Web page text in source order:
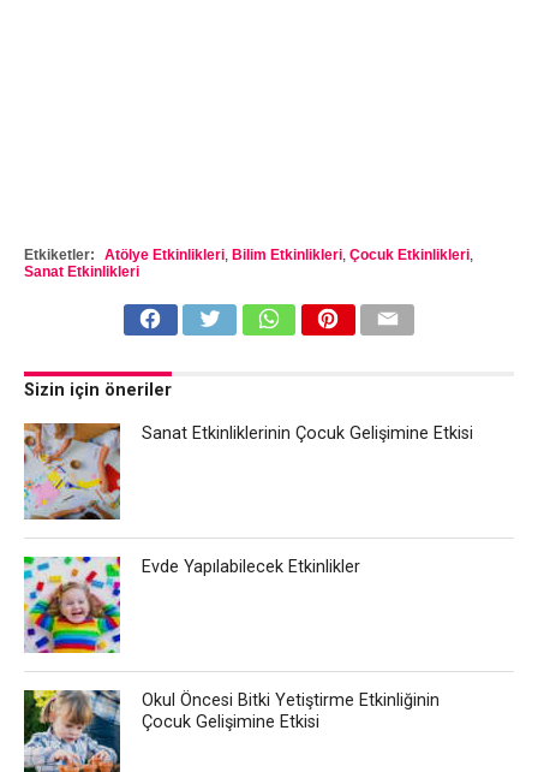
Etkiketler: Atölye Etkinlikleri, Bilim Etkinlikleri, Çocuk Etkinlikleri,
Sanat Etkinlikleri
Sizin için öneriler
Sanat Etkinliklerinin Çocuk Gelişimine Etkisi
Evde Yapılabilecek Etkinlikler
Okul Öncesi Bitki Yetiştirme Etkinliğinin
Çocuk Gelişimine Etkisi